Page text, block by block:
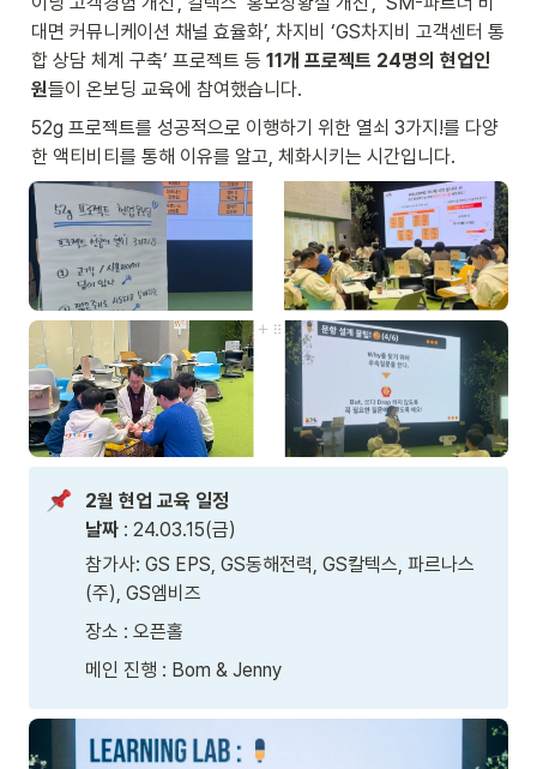
대면 커뮤니케이션 채널 효율화’, 차지비 ‘GS차지비 고객센터 통
합 상담 체계 구축’ 프로젝트 등 11개 프로젝트 24명의 현업인
원들이 온보딩 교육에 참여했습니다.
52g 프로젝트를 성공적으로 이행하기 위한 열쇠 3가지!를 다양
한 액티비티를 통해 이유를 알고, 체화시키는 시간입니다.
2월 현업 교육 일정
날짜 : 24.03.15(금)
참가사: GS EPS, GS동해전력, GS칼텍스, 파르나스
(주), GS엠비즈
장소 : 오픈홀
메인 진행 : Bom & Jenny